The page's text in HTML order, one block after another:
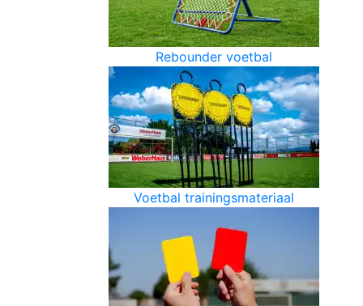
Rebounder voetbal
Voetbal trainingsmateriaal